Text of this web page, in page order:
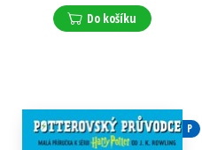
Do košíku
P